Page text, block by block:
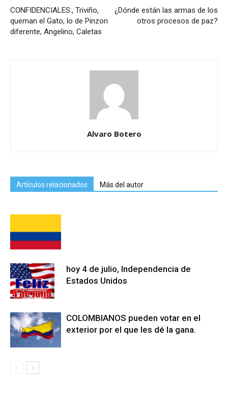
CONFIDENCIALES:, Triviño,
queman el Gato, lo de Pinzon
diferente, Angelino, Caletas
¿Dónde están las armas de los
otros procesos de paz?
Alvaro Botero
Artículos relacionados Más del autor
hoy 4 de julio, Independencia de
Estados Unidos
COLOMBIANOS pueden votar en el
exterior por el que les dé la gana.